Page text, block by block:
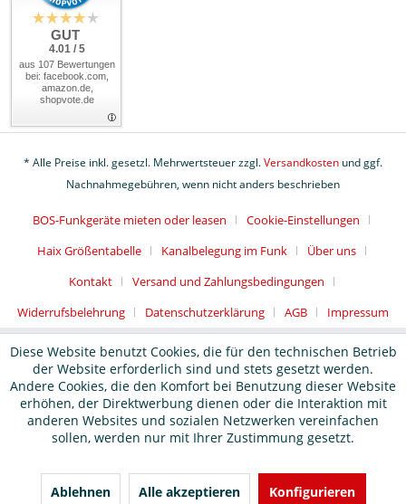
GUT
4.01 / 5
aus 107 Bewertungen
bei: facebook.com,
amazon.de,
shopvote.de
* Alle Preise inkl. gesetzl. Mehrwertsteuer zzgl.Versandkosten und ggf.
Nachnahmegebühren, wenn nicht anders beschrieben
BOS-Funkgeräte mieten oder leasen
Cookie-Einstellungen
Haix Größentabelle
Kanalbelegung im Funk
Über uns
Kontakt
Versand und Zahlungsbedingungen
Widerrufsbelehrung
Datenschutzerklärung AGB Impressum
Diese Website benutzt Cookies, die für den technischen Betrieb
der Website erforderlich sind und stets gesetzt werden.
Andere Cookies, die den Komfort bei Benutzung dieser Website
erhöhen, der Direktwerbung dienen oder die Interaktion mit
anderen Websites und sozialen Netzwerken vereinfachen
sollen, werden nur mit Ihrer Zustimmung gesetzt.
Ablehnen Alle akzeptieren Konfigurieren